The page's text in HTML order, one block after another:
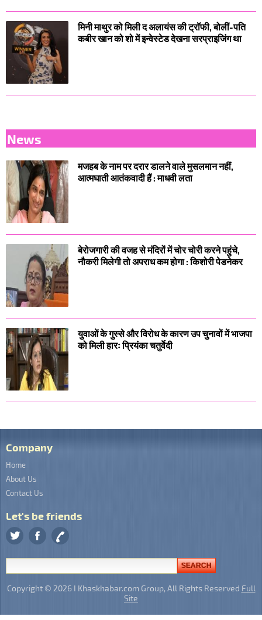
मिनी माथुर को मिली द अलायंस की ट्रॉफी, बोलीं-पति
कबीर खान को शो में इन्वेस्टेड देखना सरप्राइजिंग था
News
मजहब के नाम पर दरार डालने वाले मुसलमान नहीं,
आत्मघाती आतंकवादी हैं : माधवी लता
बेरोजगारी की वजह से मंदिरों में चोर चोरी करने पहुंचे,
नौकरी मिलेगी तो अपराध कम होगा : किशोरी पेडनेकर
युवाओं के गुस्से और विरोध के कारण उप चुनावों में भाजपा
को मिली हारः प्रियंका चतुर्वेदी
Company
Home
About Us
Contact Us
Let's be friends
Copyright © 2026 I Khaskhabar.com Group, All Rights Reserved Full
Site